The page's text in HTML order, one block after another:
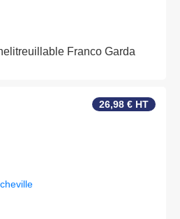
Franco Garda
26,98 € HT